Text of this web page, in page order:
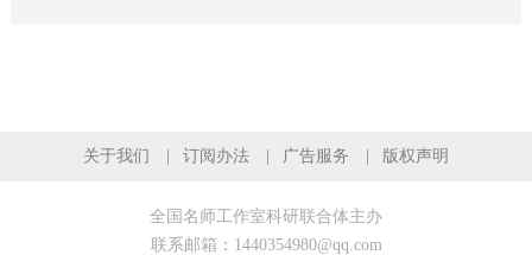
关于我们 订阅办法 广告服务 版权声明
全国名师工作室科研联合体主办
联系邮箱：1440354980@qq.com